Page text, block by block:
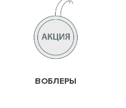
ВОБЛЕРЫ